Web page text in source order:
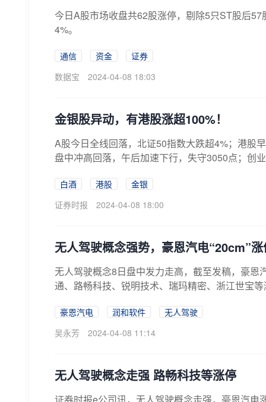
今日A股市场收盘共62股涨停，剔除5只ST股后
4%。
通信 资金
证券
数据宝
2024-04-08 18:03
金银股异动，有港股涨超100%！
A股今日全线回落，北证50指数大跌超4%；港股
盘中冲高回落，午后加速下行，失守3050点；创
白酒 港股
金银
证券时报
2024-04-08 18:00
无人驾驶概念强势，豪恩汽电“20cm”
无人驾驶概念8日盘中发力走高，截至发稿，豪恩
通、路畅科技、锐明技术、瑞玛精密、浙江世宝
豪恩汽电 润和软件
无人驾驶
吴永芳
2024-04-08 11:14
无人驾驶概念走强 路畅科技等涨停